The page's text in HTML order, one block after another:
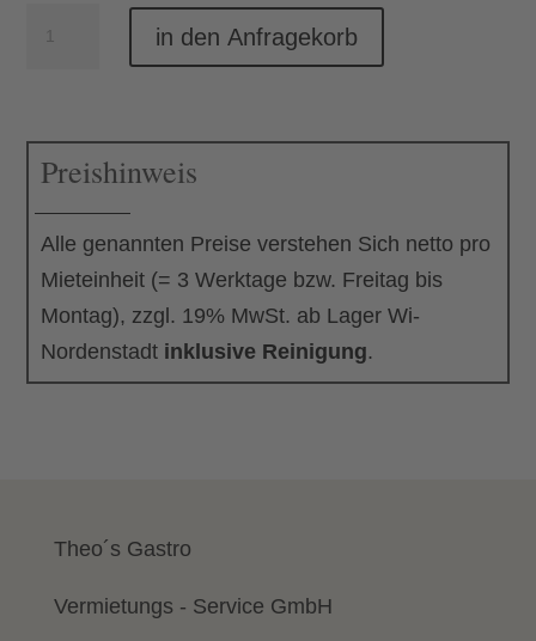
in den Anfragekorb
Preishinweis
Alle genannten Preise verstehen Sich netto pro
Mieteinheit (= 3 Werktage bzw. Freitag bis
Montag), zzgl. 19% MwSt. ab Lager Wi-
Nordenstadt inklusive Reinigung.
Theo´s Gastro
Vermietungs - Service GmbH